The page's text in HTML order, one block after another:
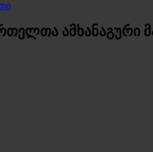
ამხანაგური